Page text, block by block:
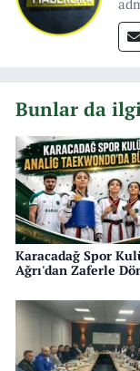
Bunlar da
Karacadağ Spor
Ağrı'dan Zaferle